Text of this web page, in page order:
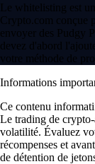
Le whitelisting est
Crypto.com conçue
envoyer des Pudgy
devez d'abord
votre méthode de
Informations
Ce contenu
Le trading de
volatilité. Évaluez
récompenses et
de détention de